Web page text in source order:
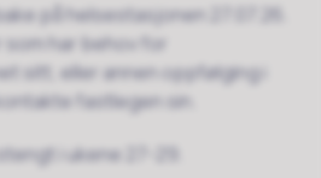
på helsestasjonen 27.07.26.
som har behov for
sitt, eller annen oppfølging i
fastlegen sin.
i ukene 27-29.